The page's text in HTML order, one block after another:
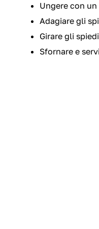
Ungere con
Adagiare gli
Girare gli
Sfornare e